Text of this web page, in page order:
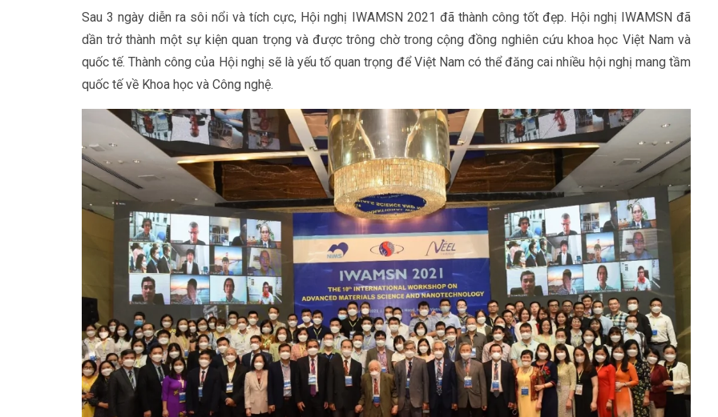
Sau 3 ngày diễn ra sôi nổi và tích cực, Hội nghị IWAMSN 2021 đã thành công tốt đẹp. Hội nghị IWAMSN đã
dần trở thành một sự kiện quan trọng và được trông chờ trong cộng đồng nghiên cứu khoa học Việt Nam và
quốc tế. Thành công của Hội nghị sẽ là yếu tố quan trọng để Việt Nam có thể đăng cai nhiều hội nghị mang tầm
quốc tế về Khoa học và Công nghệ.